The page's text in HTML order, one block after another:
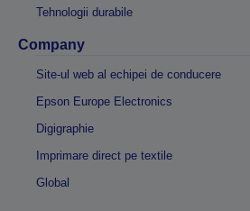
Tehnologii durabile
Company
Site-ul web al echipei de conducere
Epson Europe Electronics
Digigraphie
Imprimare direct pe textile
Global